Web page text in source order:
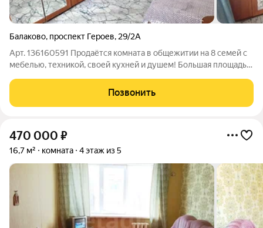
Балаково, проспект Героев, 29/2А
Арт. 136160591 Продаётся комната в общежитии на 8 семей с
мебелью, техникой, своей кухней и душем! Большая площадь
больших окна - единичные случаи для домов такого типа.
Мебель и техника
Позвонить
470 000 ₽
16,7 м² комната 4 этаж из 5